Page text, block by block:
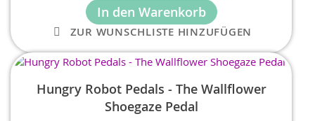
In den Warenkorb
ZUR WUNSCHLISTE HINZUFÜGEN
Hungry Robot Pedals - The Wallflower
Shoegaze Pedal